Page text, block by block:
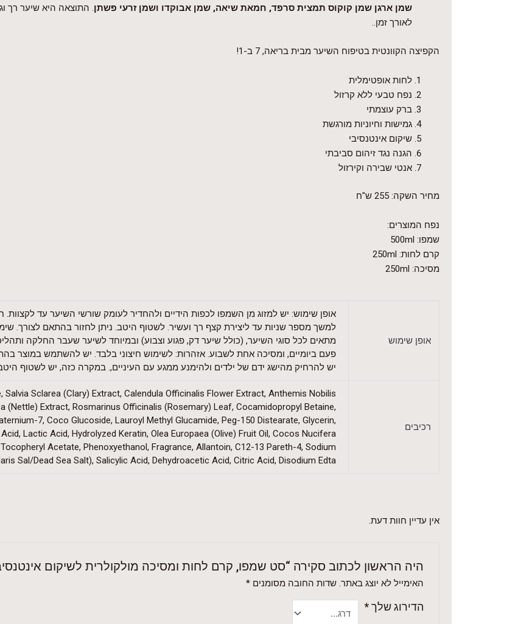
שמן ארגן שמן קוקוס תמצית סרפד, חמאת שיאה, שמן אבוקדו ושמן זרעי פשתן. התוצאה היא שיער רך
לאורך זמן..
הקפיצה הקוונטית בטיפוח השיער מבית בריאה, 7 ב-1!
לחות אופטימלית
נפח טבעי ללא קרזול
ברק עוצמתי
גמישות וחיוניות מורגשת
שיקום אינטנסיבי
הגנה נגד זיהום סביבתי
אנטי שבירה וקירזול
מחיר השקה: 255 ש"ח
נפח המוצרים:
שמפו: 500ml
קרם לחות: 250ml
מסיכה: 250ml
אופן שימוש
אופן שימוש: יש למזוג מן השמפו לכפות הידיים ולהחדיר לעומק שורשי השיער עד
למשך מספר שניות עד ליצירת קצף רך ועשיר. לשטוף היטב. ניתן לחזור בהתאם לצורך.
מתאים לכל סוגי השיער, (כולל שיער דק, פגוע וצבוע) ובמיוחד לשיער שעבר החלקה
פעם ביומיים, ומסיכה אחת לשבוע. אזהרות: לשימוש חיצוני בלבד. יש להשתמש במוצר
יש להרחיק מהישג ידם של ילדים ולהימנע ממגע עם העיניים,. במקרה כזה, יש לשטוף
רכיבים
Sclarea (Clary) Extract, Calendula Officinalis Flower Extract, Anthemis Nobilis
(Nettle) Extract, Rosmarinus Officinalis (Rosemary) Leaf, Cocamidopropyl Betaine,
7, Coco Glucoside, Lauroyl Methyl Glucamide, Peg-150 Distearate, Glycerin,
Lactic Acid, Hydrolyzed Keratin, Olea Europaea (Olive) Fruit Oil, Cocos Nucifera
Acetate, Phenoxyethanol, Fragrance, Allantoin, C12-13 Pareth-4, Sodium
Sal/Dead Sea Salt), Salicylic Acid, Dehydroacetic Acid, Citric Acid, Disodium Edta
אין עדיין חוות דעת.
היה הראשון לכתוב סקירה “סט שמפו, קרם לחות ומסיכה מולקולרית לשיקום
האימייל לא יוצג באתר. שדות החובה מסומנים*
הדירוג שלך*